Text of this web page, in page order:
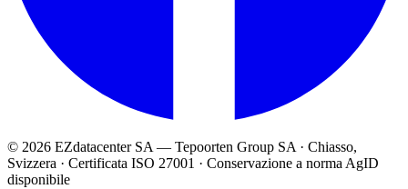
© 2026 EZdatacenter SA — Tepoorten Group SA · Chiasso,
Svizzera · Certificata ISO 27001 · Conservazione a norma AgID
disponibile